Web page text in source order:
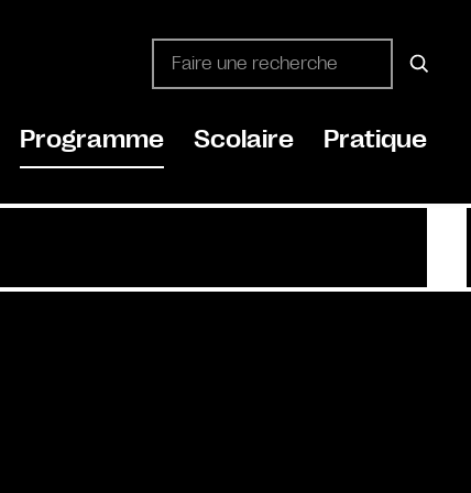
Programme Scolaire Pratique